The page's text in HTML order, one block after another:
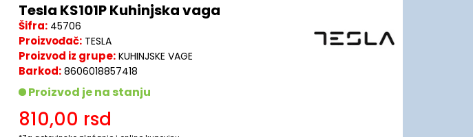
Tesla KS101P Kuhinjska vaga
Šifra: 45706
Proizvođač: TESLA
Proizvod iz grupe: KUHINJSKE VAGE
Barkod: 8606018857418
Proizvod je na stanju
810,00 rsd